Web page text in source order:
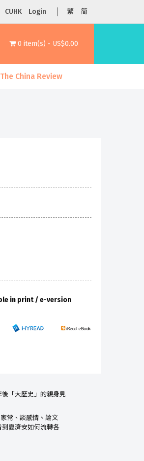
CUHK Login 繁 简
0 item(s) - US$0.00
The China Review
in print / e-version
「大歷史」的親身見
常、談感情、論文
夏濟安如何流轉各